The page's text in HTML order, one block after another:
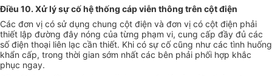
Điều 10. Xử lý sự cố hệ thống cáp viễn thông trên cột điện
Các đơn vị có sử dụng chung cột điện và đơn vị có cột điện phải
thiết lập đường đây nóng của từng phạm vi, cung cấp đầy đủ các
số điện thoại liên lạc cần thiết. Khi có sự cố cũng như các tình huống
khẩn cấp, trong thời gian sớm nhất các bên phải phối hợp khắc
phục ngay.